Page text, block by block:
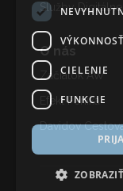
Služby
O nás
Začiatok AW
Efekt Fénixa
Davidov
VÝKONNOSŤ
CIELENIE
FUNKCIE